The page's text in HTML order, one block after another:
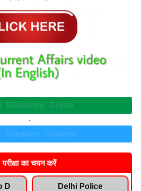
Whatsapp Group
.
Telegram Channel
परीक्षा का चयन करें
D Delhi Police